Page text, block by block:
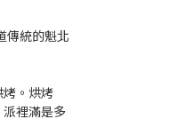
傳統的魁北
。烘烤
裡滿是多